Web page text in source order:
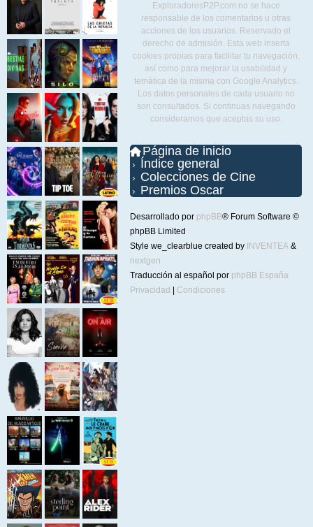
ExploradoresP2P.com no se hace
responsable de los comentarios u otras
acciones de los usuarios. Reservado el
derecho de admisión. Esta web inserta
cookies propias para facilitar tu navegación,
así como para mejorar la usabilidad y
temática de la misma con Google Analytics.
Los datos personales de cada usuario no
son consultados. Si continuas navegando
consideramos que aceptas su uso.
Página de inicio
Índice general
Colecciones de Cine
Premios Oscar
Desarrollado por phpBB® Forum Software ©
phpBB Limited
Style we_clearblue created by INVENTEA &
nextgen
Traducción al español por phpBB España
Privacidad
Condiciones